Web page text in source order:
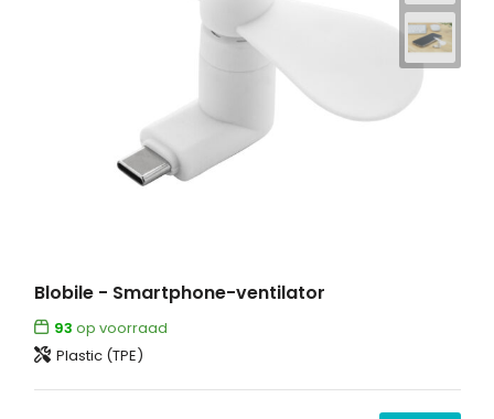
Blobile - Smartphone-ventilator
93 op voorraad
Plastic (TPE)